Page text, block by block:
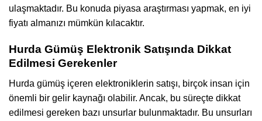
ulaşmaktadır. Bu konuda piyasa araştırması yapmak, en iyi
fiyatı almanızı mümkün kılacaktır.
Hurda Gümüş Elektronik Satışında Dikkat
Edilmesi Gerekenler
Hurda gümüş içeren elektroniklerin satışı, birçok insan için
önemli bir gelir kaynağı olabilir. Ancak, bu süreçte dikkat
edilmesi gereken bazı unsurlar bulunmaktadır. Bu unsurları